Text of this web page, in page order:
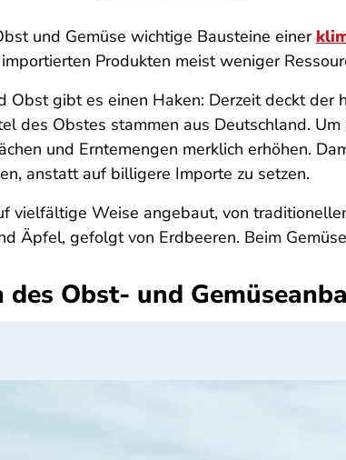
und Gemüse wichtige Bausteine einer
Produkten meist weniger
Obst gibt es einen Haken: Derzeit deckt
des Obstes stammen aus Deutschland.
und Erntemengen merklich erhöhen.
anstatt auf billigere Importe zu setzen.
vielfältige Weise angebaut, von
Äpfel, gefolgt von Erdbeeren. Beim
des Obst- und